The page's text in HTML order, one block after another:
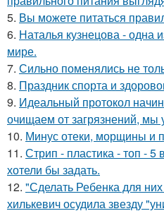
5. Вы можете питаться
6. Наталья кузнецова -
мире.
7. Сильно поменялись не
8. Праздник спорта и
9. Идеальный протокол
очищаем от загрязнений, мы
10. Минус отеки, морщины и
11. Стрип - пластика - топ -
хотели бы задать.
12. "Сделать Ребенка для
хилькевич осудила звезду